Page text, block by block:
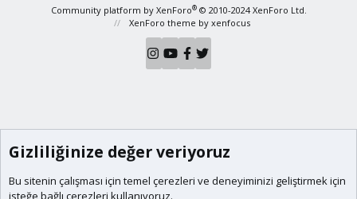
Community platform by XenForo® © 2010-2024 XenForo Ltd.
XenForo theme by xenfocus
Gizliliğinize değer veriyoruz
Bu sitenin çalışması için temel çerezleri ve deneyiminizi geliştirmek için
isteğe bağlı çerezleri kullanıyoruz.